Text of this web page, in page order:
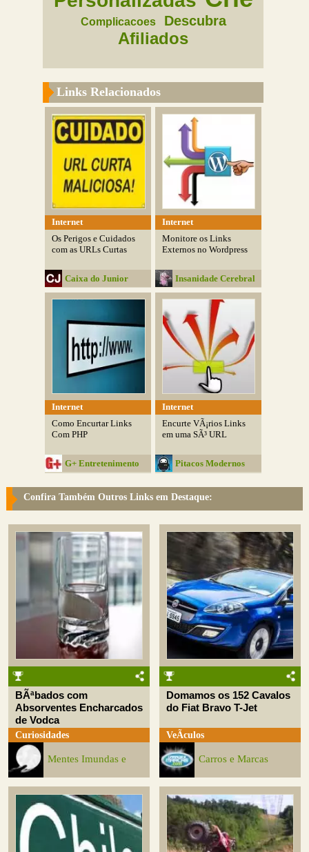
Complicacoes Descubra
Afiliados
Links Relacionados
Internet
Os Perigos e Cuidados
com as URLs Curtas
Caixa do Junior
Internet
Monitore os Links
Externos no Wordpress
Insanidade Cerebral
Internet
Como Encurtar Links
Com PHP
G+ Entretenimento
Internet
Encurte VÃ¡rios Links
em uma SÃ³ URL
Pitacos Modernos
Confira Também Outros Links em Destaque:
BÃªbados com
Absorventes Encharcados
de Vodca
Curiosidades
Mentes Imundas e
Domamos os 152 Cavalos
do Fiat Bravo T-Jet
VeÃ­culos
Carros e Marcas